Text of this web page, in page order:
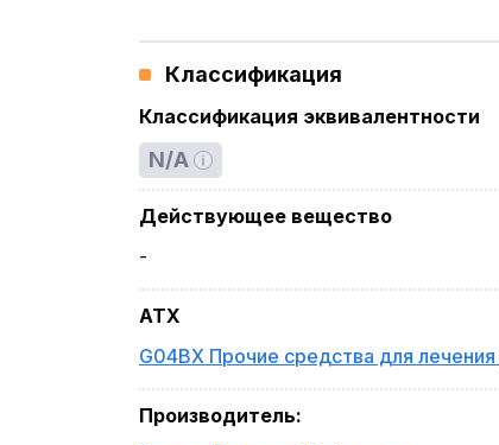
Классификация
Классификация эквивалентности
N/A
Действующее вещество
-
ATX
G04BX Прочие средства для
Производитель: